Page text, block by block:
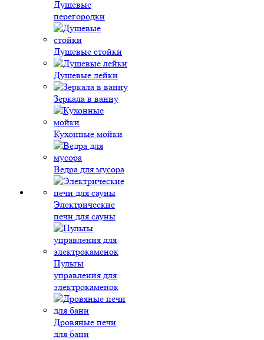
Душевые
перегородки
Душевые стойки
Душевые лейки
Зеркала в ванну
Кухонные мойки
Ведра для мусора
Электрические
печи для сауны
Пульты
управления для
электрокаменок
Дровяные печи
для бани